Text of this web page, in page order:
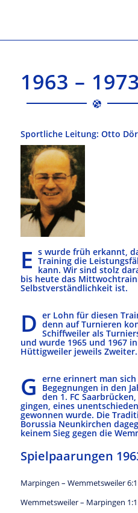
1963 – 1973
Sportliche Leitung: Otto
E s wurde früh erkannt,
Training die
kann. Wir sind stolz
bis heute das
Selbstverständlichkeit ist.
D er Lohn für diesen
denn auf Turnieren
Schiffweiler als
und wurde 1965 und 1967
Hüttigweiler jeweils Zweiter.
G erne erinnert man
Begegnungen in den
den 1. FC
gingen, eines
gewonnen wurde. Die
Borussia Neunkirchen
keinem Sieg gegen die
Spielpaarungen
Marpingen – Wemmetsweiler 6:1
Wemmetsweiler – Marpingen 1:1